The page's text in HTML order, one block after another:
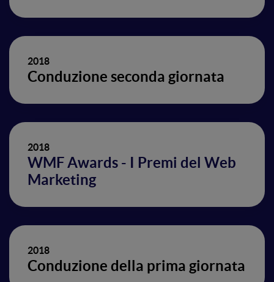
2018
Conduzione seconda giornata
2018
WMF Awards - I Premi del Web
Marketing
2018
Conduzione della prima giornata